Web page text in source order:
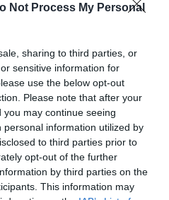
Not Process My Personal
sharing to third parties, or
sensitive information for
use the below opt-out
Please note that after your
may continue seeing
information utilized by
to third parties prior to
opt-out of the further
by third parties on the
This information may